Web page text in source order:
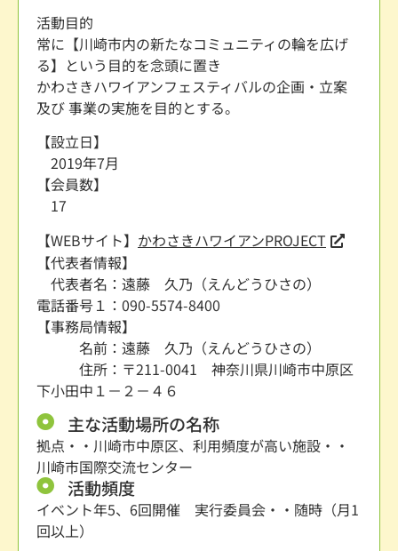
活動目的
常に【川崎市内の新たなコミュニティの輪を広げ
る】という目的を念頭に置き
かわさきハワイアンフェスティバルの企画・立案
及び 事業の実施を目的とする。
【設立日】
2019年7月
【会員数】
17
【WEBサイト】 かわさきハワイアンPROJECT
【代表者情報】
代表者名：遠藤 久乃（えんどうひさの）
電話番号１：090-5574-8400
【事務局情報】
名前：遠藤 久乃（えんどうひさの）
住所：〒211-0041 神奈川県川崎市中原区
下小田中１－２－４６
主な活動場所の名称
拠点・・川崎市中原区、利用頻度が高い施設・・
川崎市国際交流センター
活動頻度
イベント年5、6回開催 実行委員会・・随時（月1
回以上）